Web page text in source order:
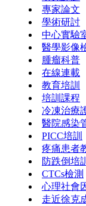
專家論文
學術研討
中心實驗
醫學影像
腫瘤科普
在線連載
教育培訓
培訓課程
冷凍治療
醫院感染
PICC培訓
疼痛患者
防跌倒培訓
CTCs檢測
心理社會
走近徐克